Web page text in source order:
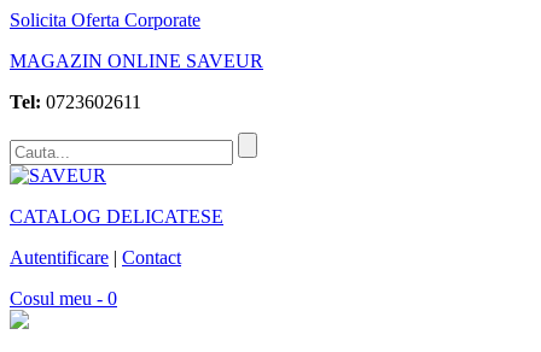
Solicita Oferta Corporate
MAGAZIN ONLINE SAVEUR
Tel: 0723602611
CATALOG DELICATESE
Autentificare | Contact
Cosul meu - 0